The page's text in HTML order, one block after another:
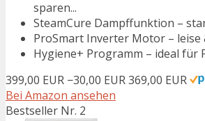
sparen...
SteamCure Dampffunktion –
ProSmart Inverter Motor –
Hygiene+ Programm – ideal für
399,00 EUR −30,00 EUR369,00 EUR
Bei Amazon ansehen
Bestseller Nr. 2